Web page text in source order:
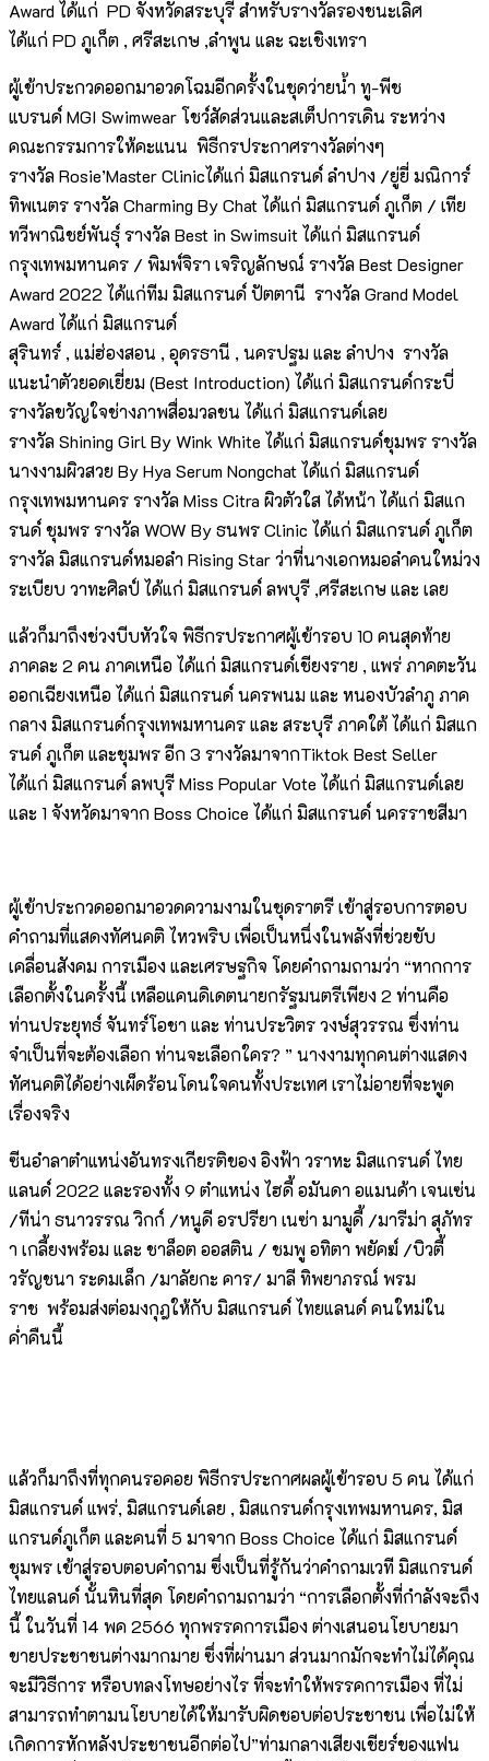
Award ได้แก่ PD จังหวัดสระบุรี สำหรับรางวัลรองชนะเลิศ
ได้แก่ PD ภูเก็ต , ศรีสะเกษ ,ลำพูน และ ฉะเชิงเทรา
ผู้เข้าประกวดออกมาอวดโฉมอีกครั้งในชุดว่ายน้ำ ทู-พีช
แบรนด์ MGI Swimwear โชว์สัดส่วนและสเต็ปการเดิน ระหว่าง
คณะกรรมการให้คะแนน พิธีกรประกาศรางวัลต่างๆ
รางวัล Rosie’Master Clinicได้แก่ มิสแกรนด์ ลำปาง /ยู่ยี่ มณิการ์
ทิพเนตร รางวัล Charming By Chat ได้แก่ มิสแกรนด์ ภูเก็ต / เทีย
ทวีพาณิชย์พันธุ์ รางวัล Best in Swimsuit ได้แก่ มิสแกรนด์
กรุงเทพมหานคร / พิมพ์จิรา เจริญลักษณ์ รางวัล Best Designer
Award 2022 ได้แก่ทีม มิสแกรนด์ ปัตตานี รางวัล Grand Model
Award ได้แก่ มิสแกรนด์
สุรินทร์ , แม่ฮ่องสอน , อุดรธานี , นครปฐม และ ลำปาง รางวัล
แนะนำตัวยอดเยี่ยม (Best Introduction) ได้แก่ มิสแกรนด์กระบี่
รางวัลขวัญใจช่างภาพสื่อมวลชน ได้แก่ มิสแกรนด์เลย
รางวัล Shining Girl By Wink White ได้แก่ มิสแกรนด์ชุมพร รางวัล
นางงามผิวสวย By Hya Serum Nongchat ได้แก่ มิสแกรนด์
กรุงเทพมหานคร รางวัล Miss Citra ผิวตัวใส ได้หน้า ได้แก่ มิสแก
รนด์ ชุมพร รางวัล WOW By ธนพร Clinic ได้แก่ มิสแกรนด์ ภูเก็ต
รางวัล มิสแกรนด์หมอลำ Rising Star ว่าที่นางเอกหมอลำคนใหม่วง
ระเบียบ วาทะศิลป์ ได้แก่ มิสแกรนด์ ลพบุรี ,ศรีสะเกษ และ เลย
แล้วก็มาถึงช่วงบีบหัวใจ พิธีกรประกาศผู้เข้ารอบ 10 คนสุดท้าย
ภาคละ 2 คน ภาคเหนือ ได้แก่ มิสแกรนด์เชียงราย , แพร่ ภาคตะวัน
ออกเฉียงเหนือ ได้แก่ มิสแกรนด์ นครพนม และ หนองบัวลำภู ภาค
กลาง มิสแกรนด์กรุงเทพมหานคร และ สระบุรี ภาคใต้ ได้แก่ มิสแก
รนด์ ภูเก็ต และชุมพร อีก 3 รางวัลมาจากTiktok Best Seller
ได้แก่ มิสแกรนด์ ลพบุรี Miss Popular Vote ได้แก่ มิสแกรนด์เลย
และ 1 จังหวัดมาจาก Boss Choice ได้แก่ มิสแกรนด์ นครราชสีมา
ผู้เข้าประกวดออกมาอวดความงามในชุดราตรี เข้าสู่รอบการตอบ
คำถามที่แสดงทัศนคติ ไหวพริบ เพื่อเป็นหนึ่งในพลังที่ช่วยขับ
เคลื่อนสังคม การเมือง และเศรษฐกิจ โดยคำถามถามว่า “หากการ
เลือกตั้งในครั้งนี้ เหลือแคนดิเดตนายกรัฐมนตรีเพียง 2 ท่านคือ
ท่านประยุทธ์ จันทร์โอชา และ ท่านประวิตร วงษ์สุวรรณ ซึ่งท่าน
จำเป็นที่จะต้องเลือก ท่านจะเลือกใคร? ” นางงามทุกคนต่างแสดง
ทัศนคติได้อย่างเผ็ดร้อนโดนใจคนทั้งประเทศ เราไม่อายที่จะพูด
เรื่องจริง
ซีนอำลาตำแหน่งอันทรงเกียรติของ อิงฟ้า วราหะ มิสแกรนด์ ไทย
แลนด์ 2022 และรองทั้ง 9 ตำแหน่ง ไฮดี้ อมันดา อแมนด้า เจนเซ่น
/ทีน่า ธนาวรรณ วิกก์ /หนูดี อรปรียา เนซ่า มามูดี้ /มารีม่า สุภัทร
า เกลี้ยงพร้อม และ ชาล็อต ออสติน / ชมพู อทิตา พยัคฆ์ /บิวตี้
วรัญชนา ระดมเล็ก /มาลัยกะ คาร/ มาลี ทิพยาภรณ์ พรม
ราช พร้อมส่งต่อมงกุฎให้กับ มิสแกรนด์ ไทยแลนด์ คนใหม่ใน
ค่ำคืนนี้
แล้วก็มาถึงที่ทุกคนรอคอย พิธีกรประกาศผลผู้เข้ารอบ 5 คน ได้แก่
มิสแกรนด์ แพร่, มิสแกรนด์เลย , มิสแกรนด์กรุงเทพมหานคร, มิส
แกรนด์ภูเก็ต และคนที่ 5 มาจาก Boss Choice ได้แก่ มิสแกรนด์
ชุมพร เข้าสู่รอบตอบคำถาม ซึ่งเป็นที่รู้กันว่าคำถามเวที มิสแกรนด์
ไทยแลนด์ นั้นหินที่สุด โดยคำถามถามว่า “การเลือกตั้งที่กำลังจะถึง
นี้ ในวันที่ 14 พค 2566 ทุกพรรคการเมือง ต่างเสนอนโยบายมา
ขายประชาชนต่างมากมาย ซึ่งที่ผ่านมา ส่วนมากมักจะทำไม่ได้คุณ
จะมีวิธีการ หรือบทลงโทษอย่างไร ที่จะทำให้พรรคการเมือง ที่ไม่
สามารถทำตามนโยบายได้ให้มารับผิดชอบต่อประชาชน เพื่อไม่ให้
เกิดการหักหลังประชาชนอีกต่อไป”ท่ามกลางเสียงเชียร์ของแฟน